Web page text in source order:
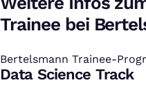
Trainee bei
Bertelsmann Trainee-
:
Data Science Track